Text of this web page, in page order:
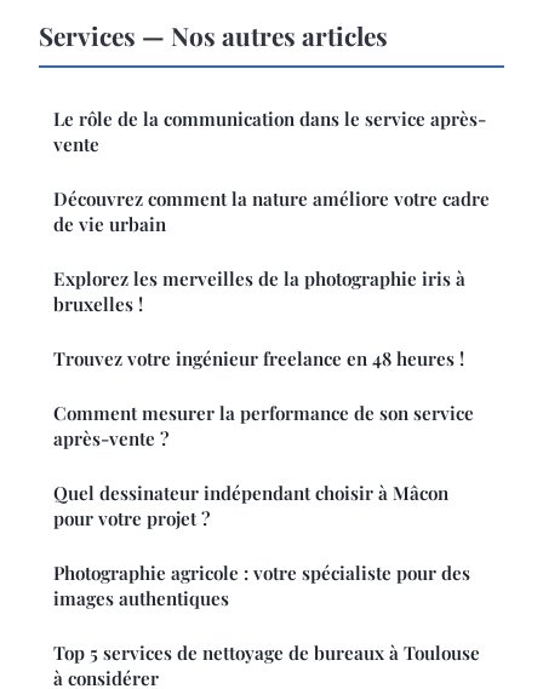
Services — Nos autres articles
Le rôle de la communication dans le service après-
vente
Découvrez comment la nature améliore votre cadre
de vie urbain
Explorez les merveilles de la photographie iris à
bruxelles !
Trouvez votre ingénieur freelance en 48 heures !
Comment mesurer la performance de son service
après-vente ?
Quel dessinateur indépendant choisir à Mâcon
pour votre projet ?
Photographie agricole : votre spécialiste pour des
images authentiques
Top 5 services de nettoyage de bureaux à Toulouse
à considérer